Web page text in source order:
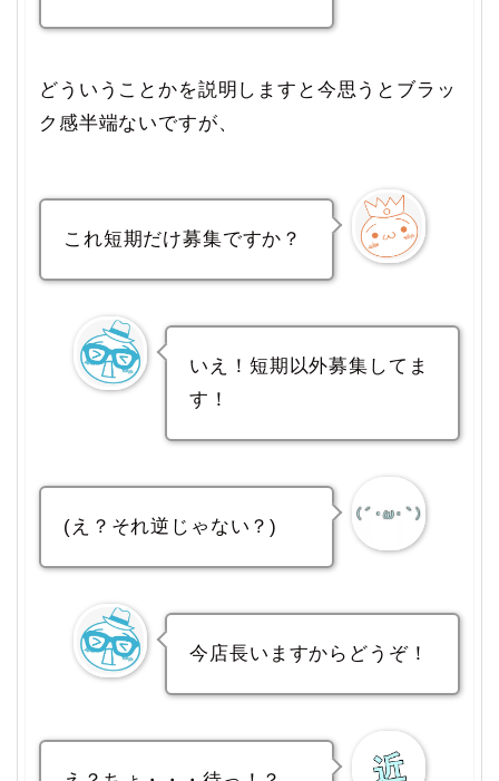
どういうことかを説明しますと今思うとブラッ
ク感半端ないですが、
これ短期だけ募集ですか？
いえ！短期以外募集してま
す！
(え？それ逆じゃない？)
今店長いますからどうぞ！